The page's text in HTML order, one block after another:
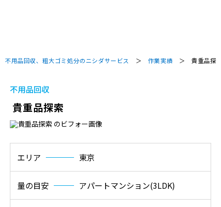
不用品回収、粗大ゴミ処分のニシダサービス ＞ 作業実績 ＞ 貴重品探
不用品回収
貴重品探索
エリア 東京
量の目安 アパートマンション(3LDK)